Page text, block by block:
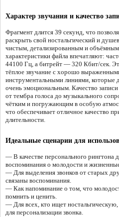
Характер звучания и качество
Фрагмент длится 39 секунд, что
раскрыть свой ностальгический и
чистым, детализированным и
характеристики файла впечатляют:
44100 Гц, а битрейт — 320 Кбит/сек.
тёплое звучание с хорошо
инструментальными линиями,
очень эмоциональным. Качество
от тембра голоса до музыкального
чётким и погружающим в особую
что обеспечивает отличное качество
длительности.
Идеальные сценарии для
— В качестве персонального рингтона
воспоминания о молодости и
— Для выделения звонков от старых
связаны воспоминания.
— Как напоминание о том, что
помнить и ценить.
— Для всех, кто ищет
для персонализации звонка.